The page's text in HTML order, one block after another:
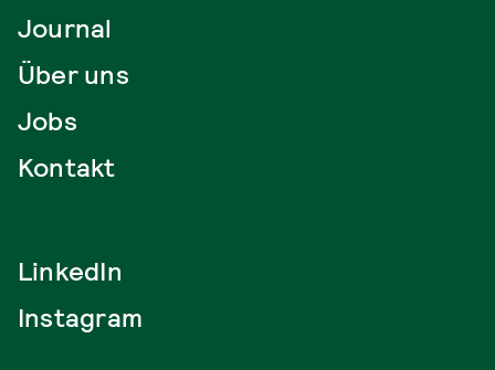
Journal
Über uns
Jobs
Kontakt
LinkedIn
Instagram